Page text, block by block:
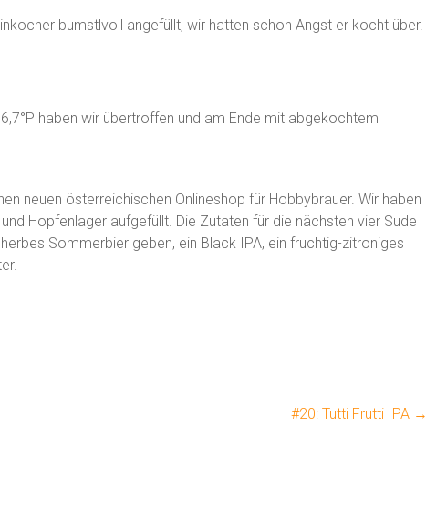
bumstlvoll angefüllt, wir hatten schon Angst er kocht über.
haben wir übertroffen und am Ende mit abgekochtem
neuen österreichischen Onlineshop für Hobbybrauer. Wir haben
Hopfenlager aufgefüllt. Die Zutaten für die nächsten vier Sude
Sommerbier geben, ein Black IPA, ein fruchtig-zitroniges
#20: Tutti Frutti IPA →